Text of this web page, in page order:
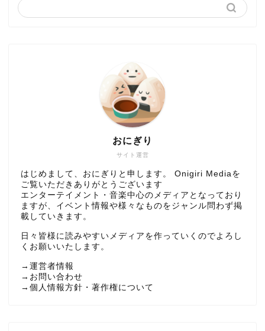
サイト運営
おにぎり
はじめまして、おにぎりと申します。 Onigiri Mediaを
ご覧いただきありがとうございます
エンターテイメント・音楽中心のメディアとなっており
ますが、イベント情報や様々なものをジャンル問わず掲
載していきます。
日々皆様に読みやすいメディアを作っていくのでよろし
くお願いいたします。
→ 運営者情報
→ お問い合わせ
→ 個人情報方針・著作権について